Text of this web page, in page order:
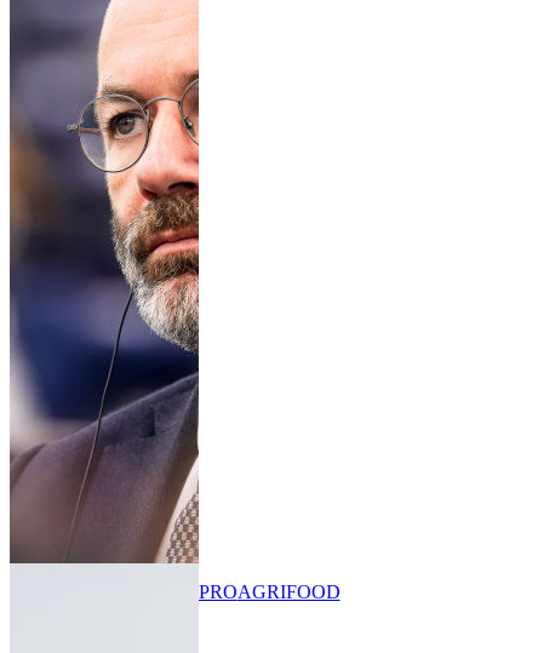
PROAGRIFOOD